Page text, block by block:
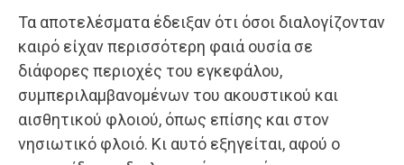
Τα αποτελέσματα έδειξαν ότι όσοι διαλογίζονταν
καιρό είχαν περισσότερη φαιά ουσία σε
διάφορες περιοχές του εγκεφάλου,
συμπεριλαμβανομένων του ακουστικού και
αισθητικού φλοιού, όπως επίσης και στον
νησιωτικό φλοιό. Κι αυτό εξηγείται, αφού ο